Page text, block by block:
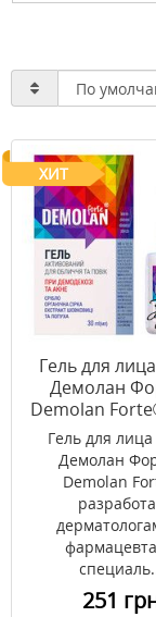
ХИТ
Гель для
Демолан
Demolan
Гель для
Демолан
Demolan
251